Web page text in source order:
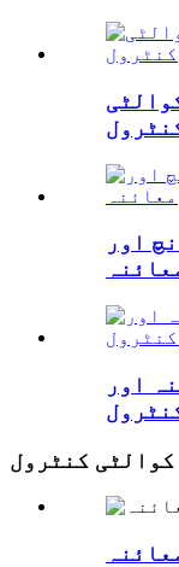
اور
اور
کنٹرول